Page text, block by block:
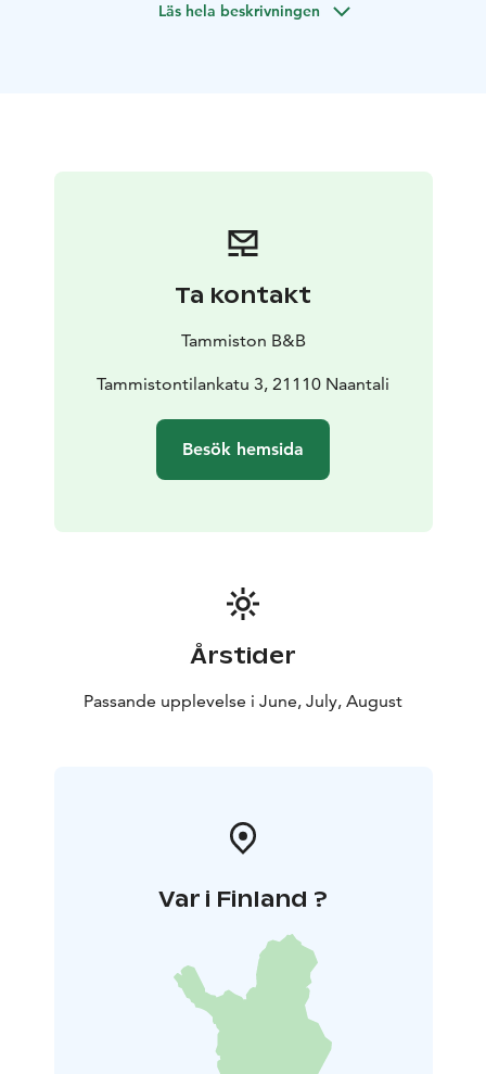
annanstans. Gamla finska sånger spelas i bakgrunden
Läs hela beskrivningen
Ta kontakt
Tammiston B&B
Tammistontilankatu 3, 21110 Naantali
Besök hemsida
Årstider
Passande upplevelse i June, July, August
Var i Finland ?